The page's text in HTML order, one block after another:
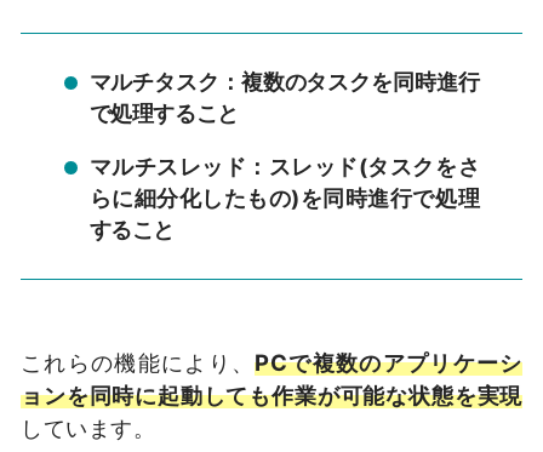
マルチタスク：複数のタスクを同時進行
で処理すること
マルチスレッド：スレッド(タスクをさ
らに細分化したもの)を同時進行で処理
すること
これらの機能により、PCで複数のアプリケーシ
ョンを同時に起動しても作業が可能な状態を実現
しています。